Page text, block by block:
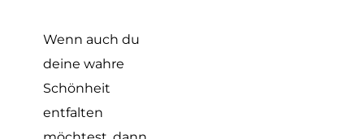
Wenn auch du
deine wahre
Schönheit
entfalten